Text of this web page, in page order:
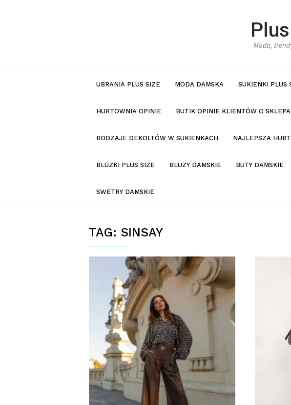
Moda,
UBRANIA PLUS SIZE MODA DAMSKA SUKIENKI PLUS
HURTOWNIA OPINIE BUTIK OPINIE KLIENTÓW O
RODZAJE DEKOLTÓW W SUKIENKACH NAJLEPSZA
BLUZKI PLUS SIZE BLUZY DAMSKIE BUTY DAMSKIE
SWETRY DAMSKIE
TAG: SINSAY